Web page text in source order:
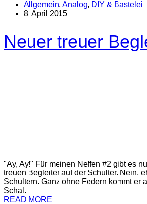
Allgemein, Analog, DIY & Bastelei
8. April 2015
Neuer treuer
"Ay, Ay!" Für meinen Neffen #2 gibt es
treuen Begleiter auf der Schulter. Nein,
Schultern. Ganz ohne Federn kommt er
Schal.
READ MORE